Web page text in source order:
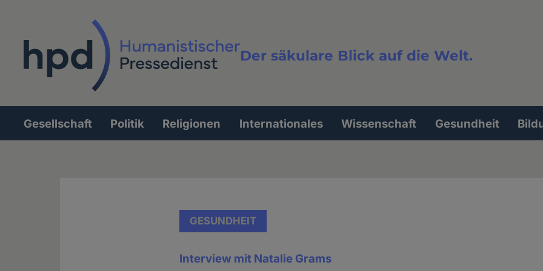
Der säkulare Blick auf die Welt.
Volltextsuche
Hauptnavigation
Gesellschaft Politik Religionen Internationales Wissenschaft Gesundheit
GESUNDHEIT
Interview mit Natalie Grams